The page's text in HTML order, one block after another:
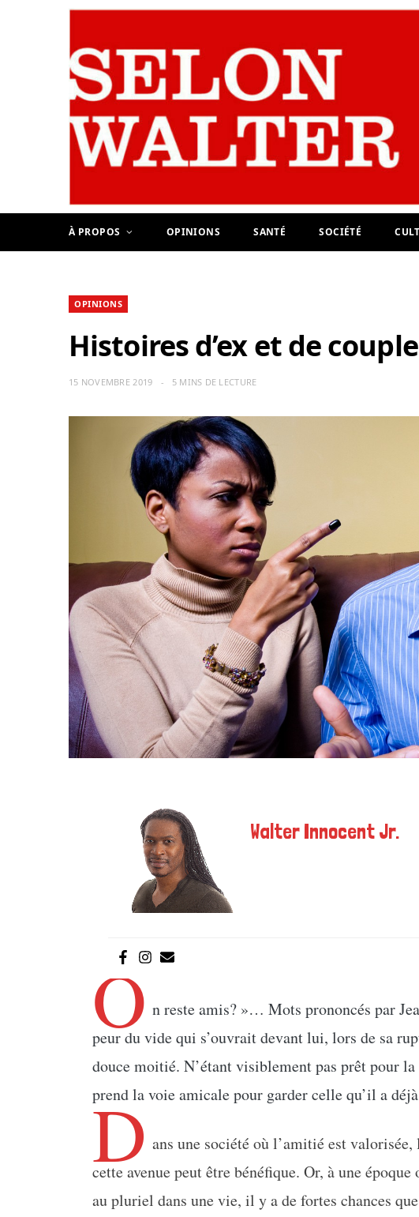
À PROPOS OPINIONS SANTÉ SOCIÉTÉ
OPINIONS
Histoires d’ex et de
15 NOVEMBRE 2019 5 MINS DE LECTURE
Walter Innocent Jr.
O n reste amis? »… Mots prononcés par
peur du vide qui s’ouvrait devant lui, lors de sa
douce moitié. N’étant visiblement pas prêt pour
prend la voie amicale pour garder celle qu’il a
D ans une société où l’amitié est
cette avenue peut être bénéfique. Or, à une
au pluriel dans une vie, il y a de fortes chances